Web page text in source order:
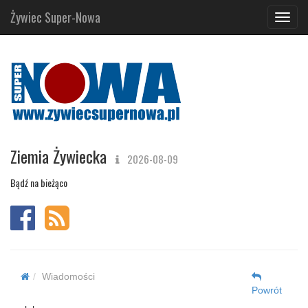
Żywiec Super-Nowa
Ziemia Żywiecka 2026-08-09
Bądź na bieżąco
Wiadomości
Powrót